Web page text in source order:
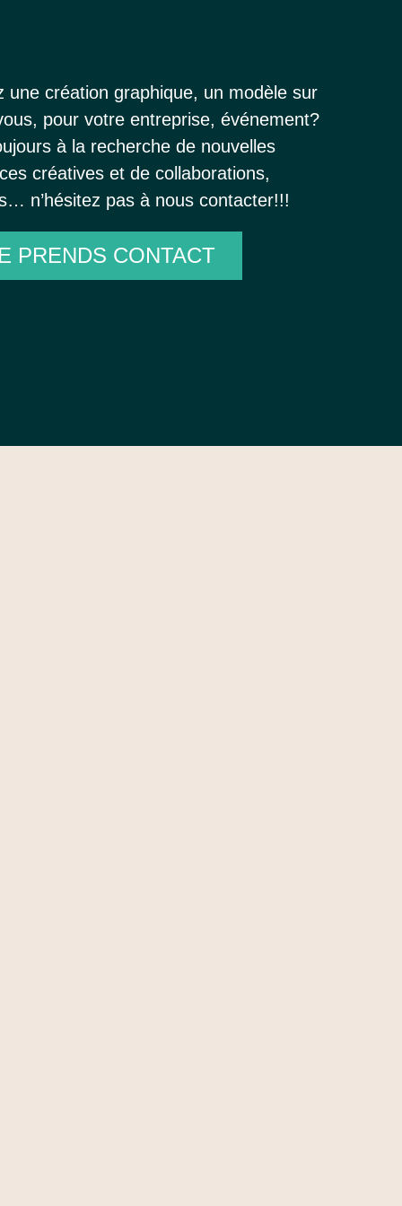
une création graphique, un modèle sur
pour votre entreprise, événement?
à la recherche de nouvelles
créatives et de collaborations,
n’hésitez pas à nous contacter!!!
PRENDS CONTACT